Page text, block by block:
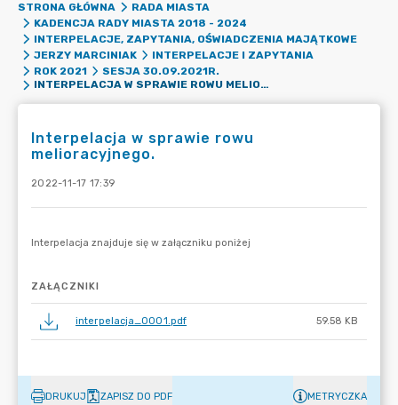
STRONA GŁÓWNA
RADA MIASTA
KADENCJA RADY MIASTA 2018 - 2024
INTERPELACJE, ZAPYTANIA, OŚWIADCZENIA MAJĄTKOWE
JERZY MARCINIAK
INTERPELACJE I ZAPYTANIA
ROK 2021
SESJA 30.09.2021R.
INTERPELACJA W SPRAWIE ROWU MELIORACYJNEGO.
Interpelacja w sprawie rowu
melioracyjnego.
2022-11-17 17:39
ZAŁĄCZNIKI
interpelacja_0001.pdf 59.58 KB
DRUKUJ ZAPISZ DO PDF METRYCZKA